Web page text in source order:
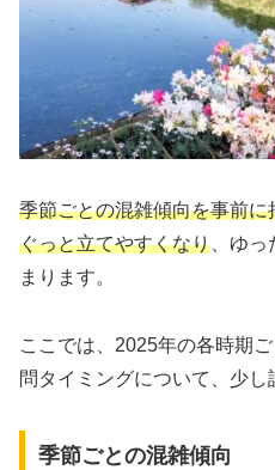
季節ごとの混雑傾向を事前
ぐっと立てやすくなり 、ゆ
まります。
ここでは、2025年の各時期
問タイミングについて、少し
季節ごとの混雑傾向